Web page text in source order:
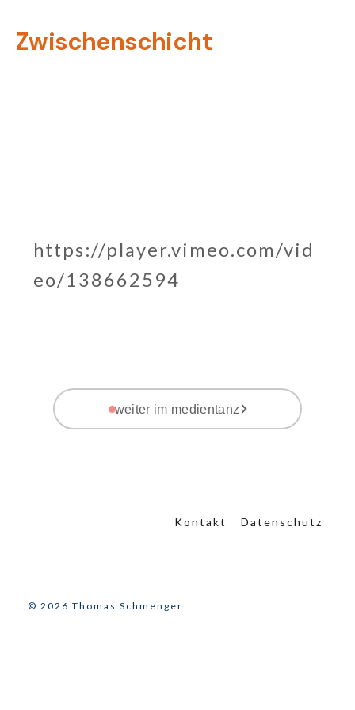
Inhalt
Zwischenschicht
https://player.vimeo.com/vid
eo/138662594
weiter im medientanz
Kontakt Datenschutz
© 2026 Thomas Schmenger